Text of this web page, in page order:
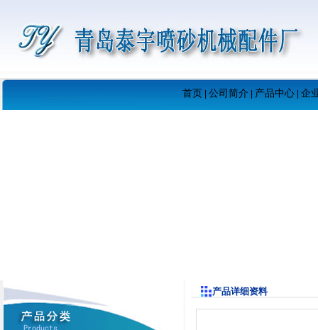
首页 公司简介 产品中心| 企
产品详细资料